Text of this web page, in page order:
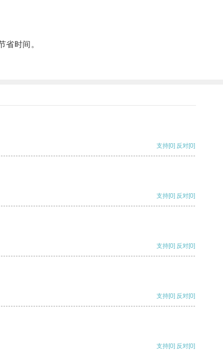
时间。
支持[0] 反对[0]
支持[0] 反对[0]
支持[0] 反对[0]
支持[0] 反对[0]
支持[0] 反对[0]